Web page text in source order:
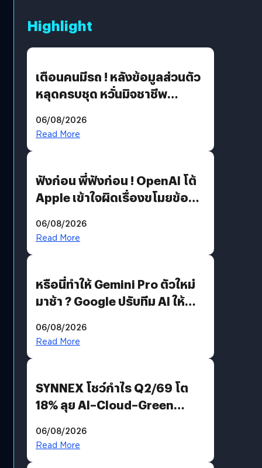
Highlight
เตือนคนมีรถ ! หลังข้อมูลส่วนตัว
หลุดครบชุด หวั่นมิจชาชีพ
รหัสผ่านหลุด ไม่ใช่แฮ็กเกอร์
06/08/2026
Read More
ฟังก่อน พี่ฟังก่อน ! OpenAI โต้
Apple เข้าใจผิดเรื่องขโมยข้อมูล
06/08/2026
Read More
หรือนี่ทำให้ Gemini Pro ตัวใหม่
มาช้า ? Google ปรับทีม AI ให้
AGI
06/08/2026
Read More
SYNNEX โชว์กำไร Q2/69 โต
18% ลุย AI–Cloud–Green
Revenue เร่งเครื่อง New
06/08/2026
Read More